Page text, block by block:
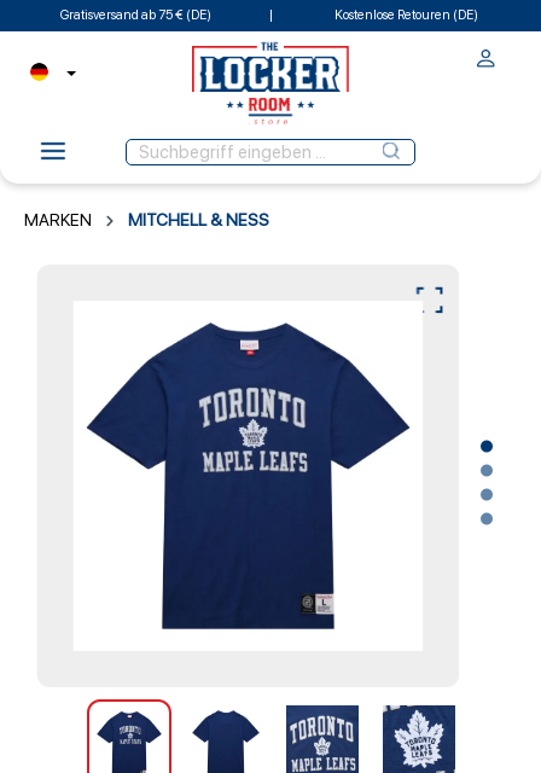
Gratisversand ab 75 € (DE) Kostenlose Retouren (DE)
MARKEN MITCHELL & NESS